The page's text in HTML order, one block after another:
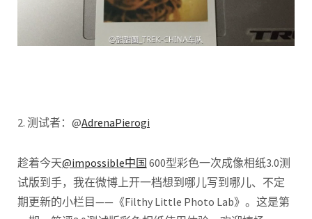
2. 测试者：@AdrenaPierogi
趁着今天@impossible中国 600型彩色一次成像相纸3.0测
试版到手，我在微博上开一档想到哪儿写到哪儿、不定
期更新的小栏目——《Filthy Little Photo Lab》。这是第